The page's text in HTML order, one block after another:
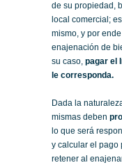
de su propiedad,
local comercial;
mismo, y por
enajenación de
su caso, pagar el
le corresponda.
Dada la
mismas deben
lo que será
y calcular el pago
retener al